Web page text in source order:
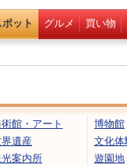
ポット グルメ 買い物
館・アート
博物館
遺産
文化体
案内所
遊園地